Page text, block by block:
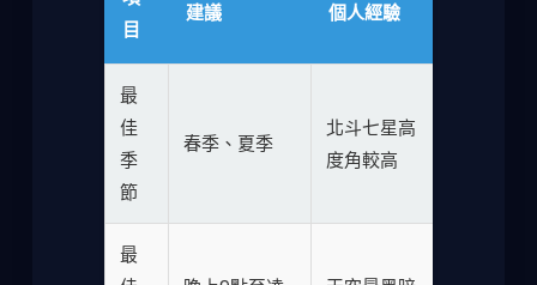
目
建議 個人經驗
最
佳
季
節
春季、夏季
北斗七星高
度角較高
最